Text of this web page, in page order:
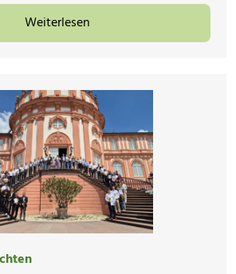
Weiterlesen